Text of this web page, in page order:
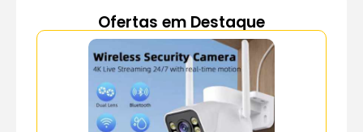
Ofertas em Destaque